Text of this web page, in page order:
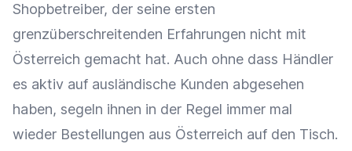
Shopbetreiber, der seine ersten
grenzüberschreitenden Erfahrungen nicht mit
Österreich gemacht hat. Auch ohne dass Händler
es aktiv auf ausländische Kunden abgesehen
haben, segeln ihnen in der Regel immer mal
wieder Bestellungen aus Österreich auf den Tisch.